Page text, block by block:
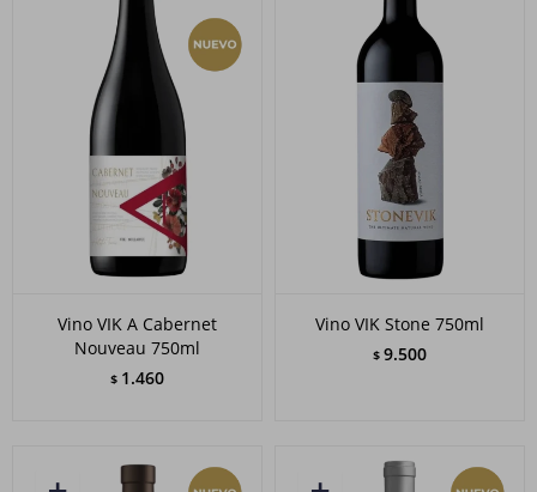
Vino VIK A Cabernet
Nouveau 750ml
$ 1.460
Vino VIK Stone 750ml
$ 9.500